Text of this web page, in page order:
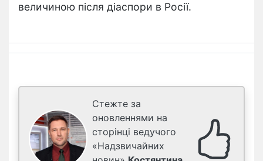
величиною після діаспори в Росії.
Стежте за
оновленнями на
сторінці ведучого
«Надзвичайних